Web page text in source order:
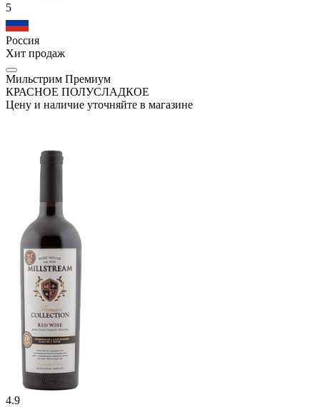
5
Россия
Хит продаж
Мильстрим Премиум
КРАСНОЕ ПОЛУСЛАДКОЕ
Цену и наличие уточняйте в магазине
4.9